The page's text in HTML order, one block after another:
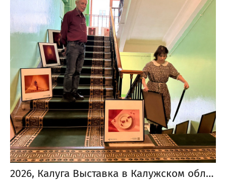
2026, Калуга Выставка в Калужском областном драматическом театре